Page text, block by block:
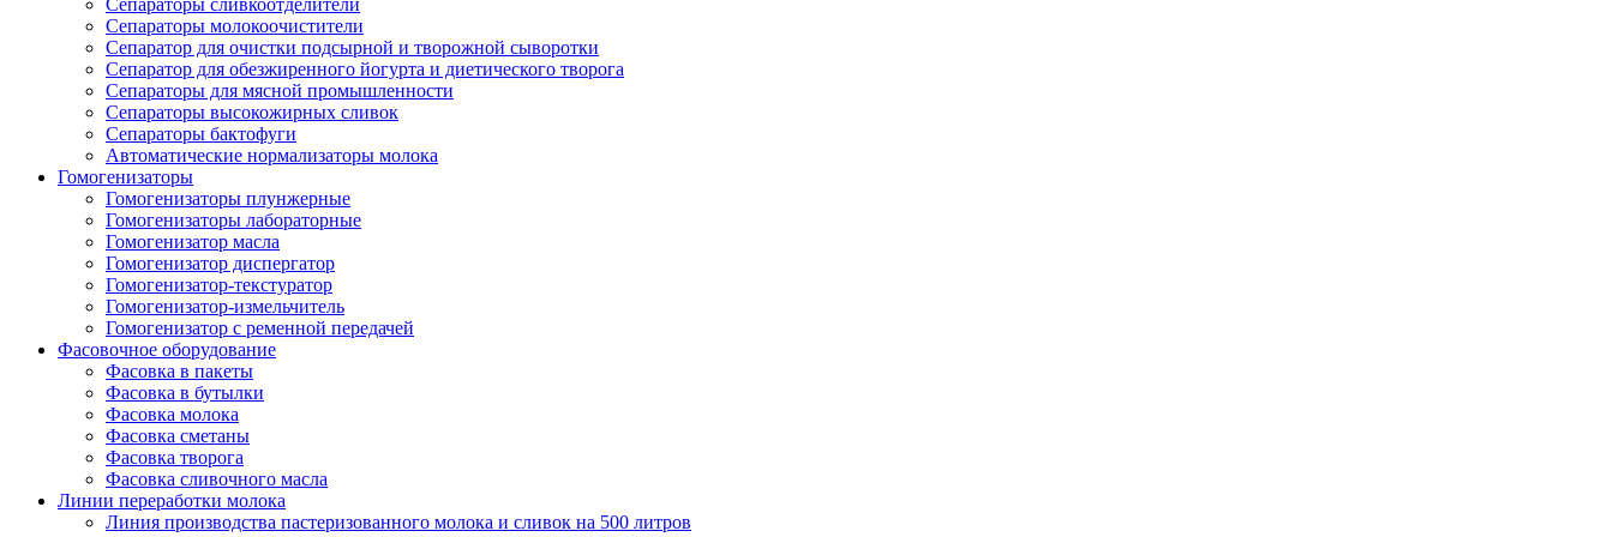
Сепараторы молокоочистители
Сепаратор для очистки подсырной и творожной сыворотки
Сепаратор для обезжиренного йогурта и диетического творога
Сепараторы для мясной промышленности
Сепараторы высокожирных сливок
Сепараторы бактофуги
Автоматические нормализаторы молока
Гомогенизаторы
Гомогенизаторы плунжерные
Гомогенизаторы лабораторные
Гомогенизатор масла
Гомогенизатор диспергатор
Гомогенизатор-текстуратор
Гомогенизатор-измельчитель
Гомогенизатор с ременной передачей
Фасовочное оборудование
Фасовка в пакеты
Фасовка в бутылки
Фасовка молока
Фасовка сметаны
Фасовка творога
Фасовка сливочного масла
Линии переработки молока
Линия производства пастеризованного молока и сливок на 500 литров